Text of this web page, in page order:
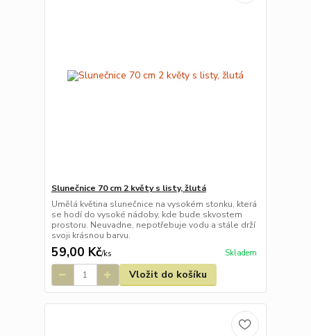
Slunečnice 70 cm 2 květy s listy, žlutá
Umělá květina slunečnice na vysokém stonku, která
se hodí do vysoké nádoby, kde bude skvostem
prostoru. Neuvadne, nepotřebuje vodu a stále drží
svoji krásnou barvu.
59,00 Kč/ks Skladem
Vložit do košíku